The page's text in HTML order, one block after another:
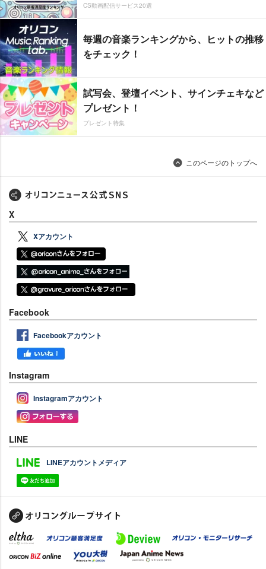
CS動画配信サービス20選
毎週の音楽ランキングから、ヒットの推移
をチェック！
試写会、登壇イベント、サインチェキなど
プレゼント！
プレゼント特集
このページのトップへ
X
Xアカウント
Facebook
Facebookアカウント
Instagram
Instagramアカウント
LINE
LINEアカウントメディア